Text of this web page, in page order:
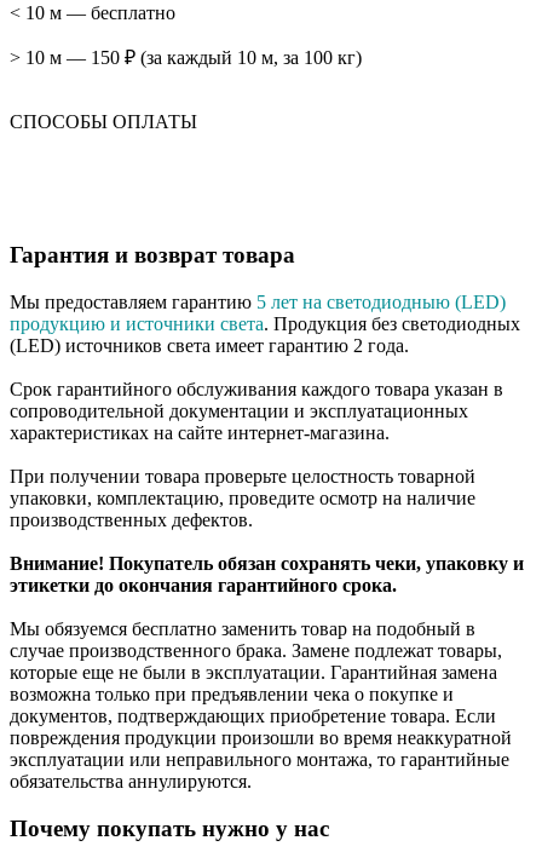
< 10 м — бесплатно
> 10 м — 150 ₽ (за каждый 10 м, за 100 кг)
СПОСОБЫ ОПЛАТЫ
Гарантия и возврат товара
Мы предоставляем гарантию 5 лет на светодиодныю (LED)
продукцию и источники света. Продукция без светодиодных
(LED) источников света имеет гарантию 2 года.
Срок гарантийного обслуживания каждого товара указан в
сопроводительной документации и эксплуатационных
характеристиках на сайте интернет-магазина.
При получении товара проверьте целостность товарной
упаковки, комплектацию, проведите осмотр на наличие
производственных дефектов.
Внимание! Покупатель обязан сохранять чеки, упаковку и
этикетки до окончания гарантийного срока.
Мы обязуемся бесплатно заменить товар на подобный в
случае производственного брака. Замене подлежат товары,
которые еще не были в эксплуатации. Гарантийная замена
возможна только при предъявлении чека о покупке и
документов, подтверждающих приобретение товара. Если
повреждения продукции произошли во время неаккуратной
эксплуатации или неправильного монтажа, то гарантийные
обязательства аннулируются.
Почему покупать нужно у нас